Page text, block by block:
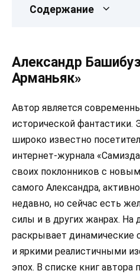
Содержание
Александр
Арманьяк»
Автор является
исторической фантастики.
широко известно
интернет-журнала
своих поклонников с
самого Александра,
недавно, но сейчас есть
силы и в других жанрах.
раскрывает
и яркими реалистичными
эпох. В списке книг автора